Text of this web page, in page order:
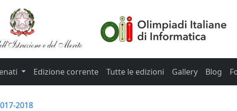
Edizione corrente Tutte le edizioni Gallery Blog
2018